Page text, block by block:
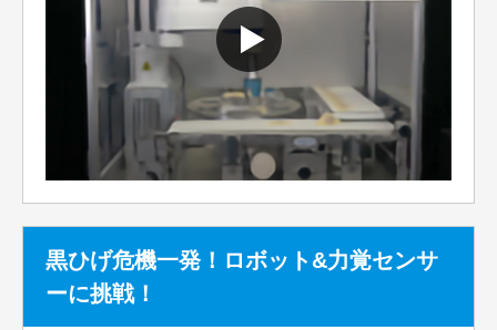
黒ひげ危機一発！ロボット&力覚センサ
ーに挑戦！